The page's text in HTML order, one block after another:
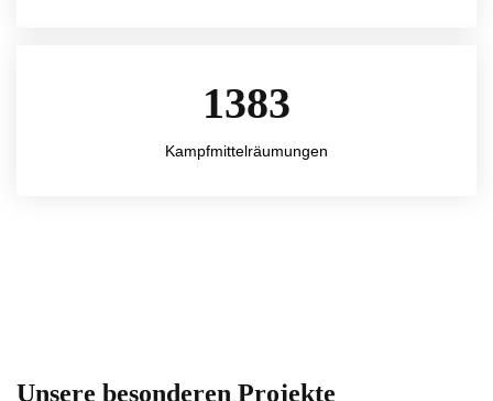
1383
Kampfmittelräumungen
Unsere besonderen Projekte